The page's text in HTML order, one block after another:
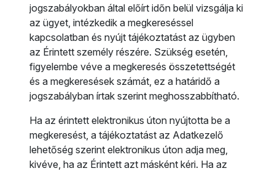
jogszabályokban által előírt időn belül vizsgálja ki
az ügyet, intézkedik a megkereséssel
kapcsolatban és nyújt tájékoztatást az ügyben
az Érintett személy részére. Szükség esetén,
figyelembe véve a megkeresés összetettségét
és a megkeresések számát, ez a határidő a
jogszabályban írtak szerint meghosszabbítható.
Ha az érintett elektronikus úton nyújtotta be a
megkeresést, a tájékoztatást az Adatkezelő
lehetőség szerint elektronikus úton adja meg,
kivéve, ha az Érintett azt másként kéri. Ha az